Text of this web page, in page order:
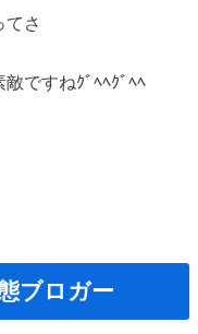
さ
ですねｸﾞﾍﾍｸﾞﾍﾍ
ブロガー